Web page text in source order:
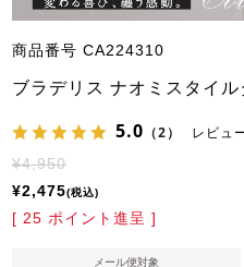
商品番号 CA224310
ブラデリス ナオミスタイ
5.0 （2） レビュ
¥4,950
¥2,475 税込
[ 25 ポイント進呈 ]
メール便対象